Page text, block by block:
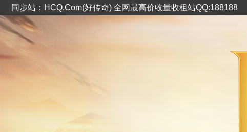
同步站：HCQ.Com(好传奇) 全网最高价收量收租站QQ:188188